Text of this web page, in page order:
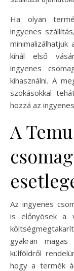
Ha olyan
ingyenes
kínál első
ingyenes
kihasználni. A
szokásokkal
hozzá az
A
Az ingyenes
is előnyösek a
gyakran
külföldről
hogy a termék